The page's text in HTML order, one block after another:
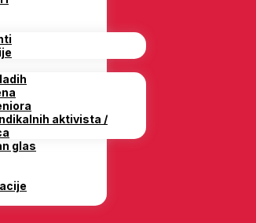
aktivista /
glas